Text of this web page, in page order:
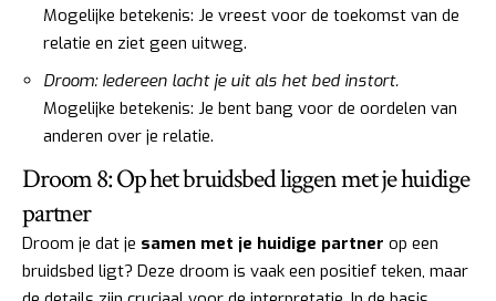
Mogelijke betekenis: Je vreest voor de toekomst van de
relatie en ziet geen uitweg.
Droom: Iedereen lacht je uit als het bed instort.
Mogelijke betekenis: Je bent bang voor de oordelen van
anderen over je relatie.
Droom 8: Op het bruidsbed liggen met je huidige
partner
Droom je dat je samen met je huidige partner op een
bruidsbed ligt? Deze droom is vaak een positief teken, maar